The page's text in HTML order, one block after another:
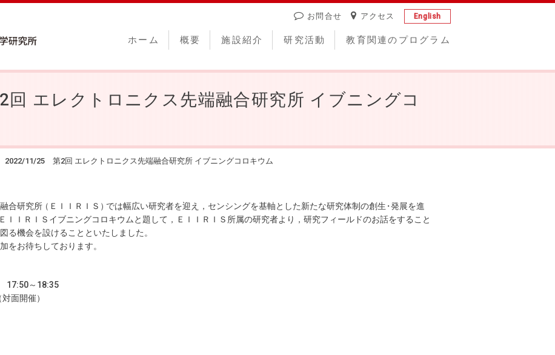
ホーム 概要 施設紹介 研究活動 教育関連のプログラム
お問合せ アクセス English
エレクトロニクス先端融合研究所 イブニングコ
2022/11/25 第2回 エレクトロニクス先端融合研究所 イブニングコロキウム
合研究所（ＥＩＩＲＩＳ ） では幅広い研究者を迎え，センシングを基軸とした新たな研究体制の創生・発展を進
ＩＩＲＩＳイブニングコロキウムと題して，ＥＩＩＲＩＳ所属の研究者より，研究フィールドのお話をすること
る機会を設けることといたしました 。
をお待ちしております。
17:50～18:35
対面開催）